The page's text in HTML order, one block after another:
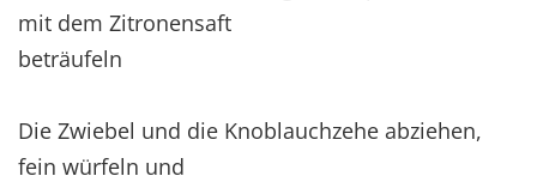
mit dem Zitronensaft
beträufeln
Die Zwiebel und die Knoblauchzehe abziehen,
fein würfeln und